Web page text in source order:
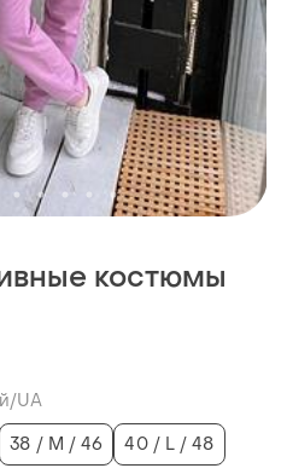
костюмы
UA
38 / M / 46
40 / L / 48